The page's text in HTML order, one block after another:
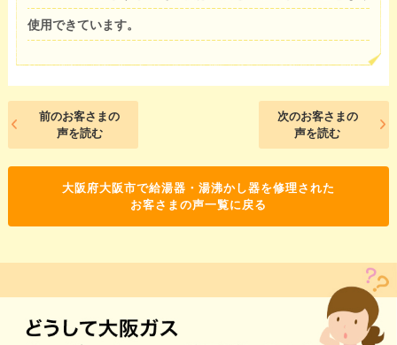
使用できています。
前のお客さまの
声を読む
次のお客さまの
声を読む
大阪府大阪市で給湯器・湯沸かし器を修理された
お客さまの声一覧に戻る